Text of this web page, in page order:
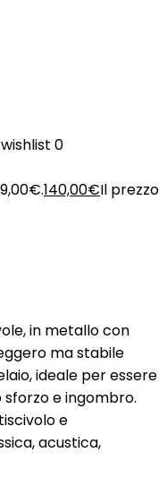
0
140,00€Il prezzo
in metallo con
ma stabile
ideale per essere
e ingombro.
e
acustica,